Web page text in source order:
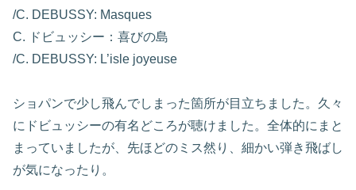
/C. DEBUSSY: Masques
C. ドビュッシー：喜びの島
/C. DEBUSSY: L’isle joyeuse
ショパンで少し飛んでしまった箇所が目立ちました。久々
にドビュッシーの有名どころが聴けました。全体的にまと
まっていましたが、先ほどのミス然り、細かい弾き飛ばし
が気になったり。